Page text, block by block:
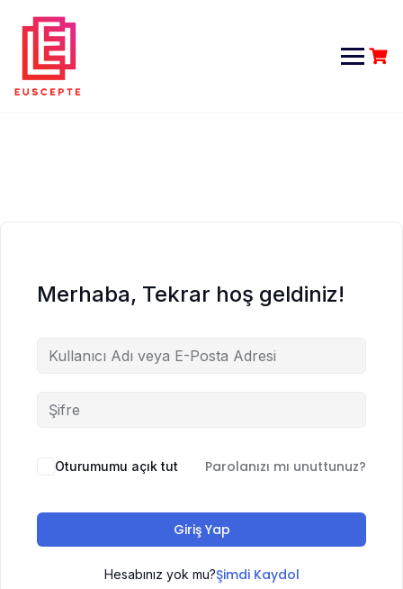
content
Merhaba, Tekrar hoş geldiniz!
Oturumumu açık tut Parolanızı mı unuttunuz?
Giriş Yap
Hesabınız yok mu?Şimdi Kaydol